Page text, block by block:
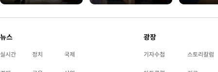
뉴스
실시간 정치 국제
광장
기자수첩 스토리칼럼